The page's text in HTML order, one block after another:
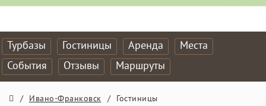
Турбазы Гостиницы Аренда
Места
События
Отзывы Маршруты
/ Ивано-Франковск / Гостиницы